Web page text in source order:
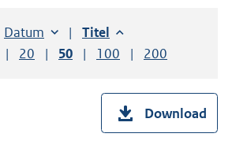
Sorteer op:
Datum aflopendSorteer op:
Titel aflopend
resultaten per pagina
Toon
20 resultaten per pagina
Toon
50 resultaten per pagina
Toon
100 resultaten per
Toon
200
Download